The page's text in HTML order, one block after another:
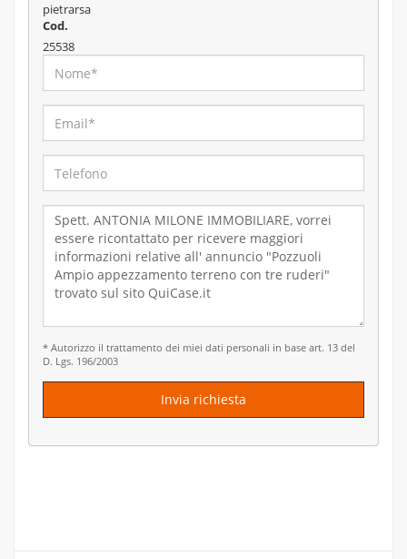
pietrarsa
Cod.
25538
* Autorizzo il trattamento dei miei dati personali in base art. 13 del
D. Lgs. 196/2003
Invia richiesta